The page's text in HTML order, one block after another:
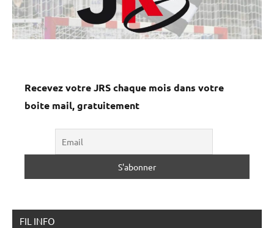
Recevez votre JRS chaque mois dans votre
boite mail, gratuitement
FIL INFO